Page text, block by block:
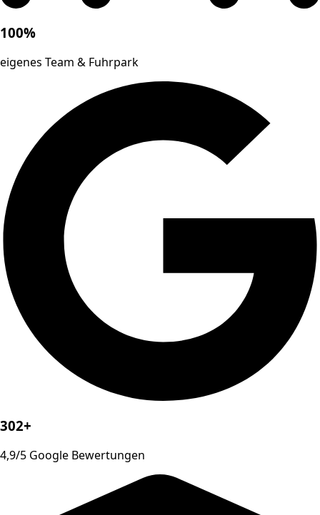
100%
eigenes Team & Fuhrpark
302+
4,9/5 Google Bewertungen